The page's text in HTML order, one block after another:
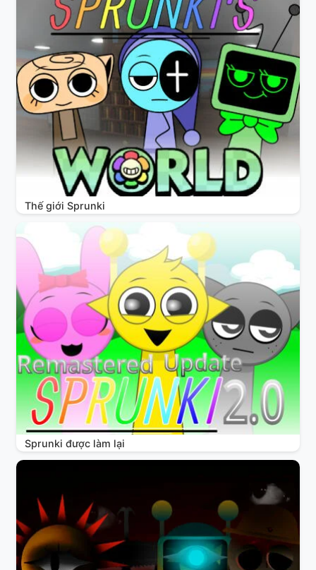
Thế giới Sprunki
Sprunki được làm lại